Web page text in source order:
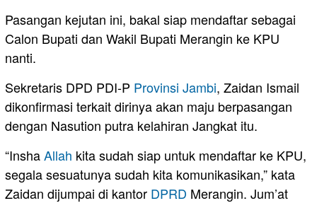
Pasangan kejutan ini, bakal siap mendaftar sebagai
Calon Bupati dan Wakil Bupati Merangin ke KPU
nanti.
Sekretaris DPD PDI-P Provinsi Jambi, Zaidan Ismail
dikonfirmasi terkait dirinya akan maju berpasangan
dengan Nasution putra kelahiran Jangkat itu.
“InshaAllah kita sudah siap untuk mendaftar ke KPU,
segala sesuatunya sudah kita komunikasikan,” kata
Zaidan dijumpai di kantor DPRD Merangin. Jum’at